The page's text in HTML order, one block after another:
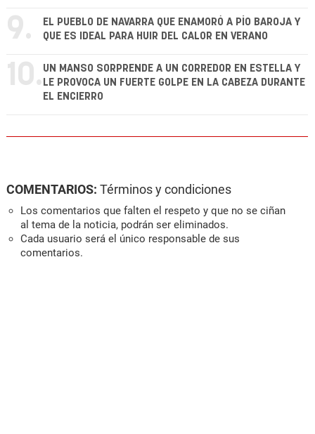
9.
EL PUEBLO DE NAVARRA QUE ENAMORÓ A PÍO BAROJA Y
QUE ES IDEAL PARA HUIR DEL CALOR EN VERANO
10. UN MANSO SORPRENDE A UN CORREDOR EN ESTELLA Y
LE PROVOCA UN FUERTE GOLPE EN LA CABEZA DURANTE
EL ENCIERRO
COMENTARIOS: Términos y condiciones
Los comentarios que falten el respeto y que no se ciñan
al tema de la noticia, podrán ser eliminados.
Cada usuario será el único responsable de sus
comentarios.